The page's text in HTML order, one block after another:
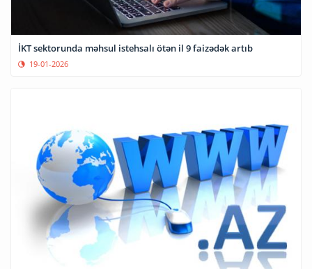
İKT sektorunda məhsul istehsalı ötən il 9 faizədək artıb
19-01-2026